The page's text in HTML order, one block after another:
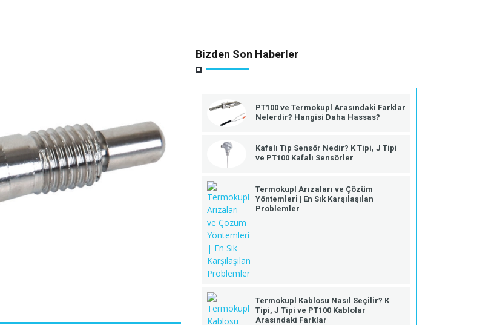
Bizden Son Haberler
PT100 ve Termokupl Arasındaki Farklar
Nelerdir? Hangisi Daha Hassas?
Kafalı Tip Sensör Nedir? K Tipi, J Tipi
ve PT100 Kafalı Sensörler
Termokupl Arızaları ve Çözüm
Yöntemleri | En Sık Karşılaşılan
Problemler
Termokupl Kablosu Nasıl Seçilir? K
Tipi, J Tipi ve PT100 Kablolar
Arasındaki Farklar